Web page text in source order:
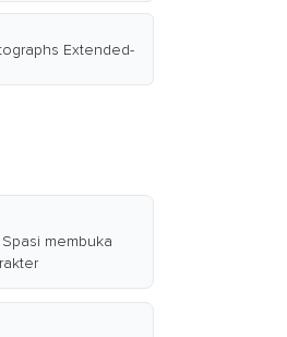
Extended-
membuka